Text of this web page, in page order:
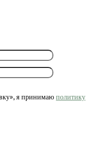
я принимаю политику